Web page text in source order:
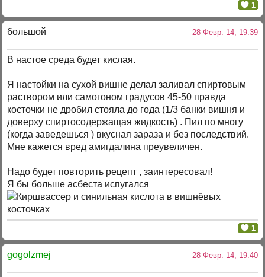
1
большой 28 Февр. 14, 19:39
В настое среда будет кислая.
Я настойки на сухой вишне делал заливал спиртовым
раствором или самогоном градусов 45-50 правда
косточки не дробил стояла до года (1/3 банки вишня и
доверху спиртосодержащая жидкость) . Пил по многу
(когда заведешься ) вкусная зараза и без последствий.
Мне кажется вред амигдалина преувеличен.
Надо будет повторить рецепт , заинтересовал!
Я бы больше асбеста испугался
1
gogolzmej 28 Февр. 14, 19:40